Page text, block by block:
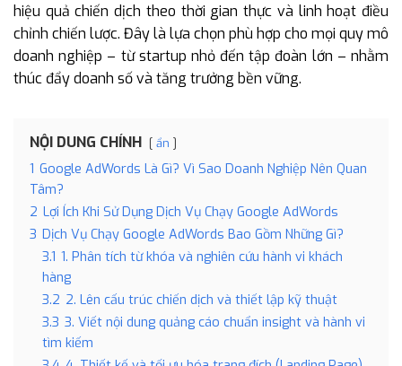
hiệu quả chiến dịch theo thời gian thực và linh hoạt điều
chỉnh chiến lược. Đây là lựa chọn phù hợp cho mọi quy mô
doanh nghiệp – từ startup nhỏ đến tập đoàn lớn – nhằm
thúc đẩy doanh số và tăng trưởng bền vững.
NỘI DUNG CHÍNH ẩn
1 Google AdWords Là Gì? Vì Sao Doanh Nghiệp Nên Quan
Tâm?
2 Lợi Ích Khi Sử Dụng Dịch Vụ Chạy Google AdWords
3 Dịch Vụ Chạy Google AdWords Bao Gồm Những Gì?
3.1 1. Phân tích từ khóa và nghiên cứu hành vi khách
hàng
3.2 2. Lên cấu trúc chiến dịch và thiết lập kỹ thuật
3.3 3. Viết nội dung quảng cáo chuẩn insight và hành vi
tìm kiếm